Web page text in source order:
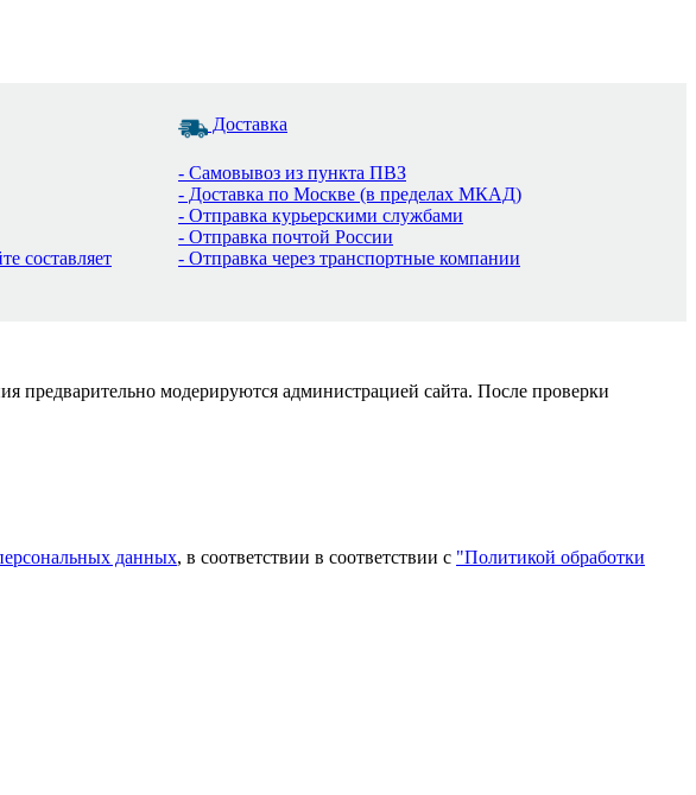
составляет
Доставка
- Самовывоз из пункта ПВЗ
- Доставка по Москве (в пределах МКАД)
- Отправка курьерскими службами
- Отправка почтой России
- Отправка через транспортные компании
предварительно модерируются администрацией сайта. После проверки
данных, в соответствии в соответствии с "Политикой обработки